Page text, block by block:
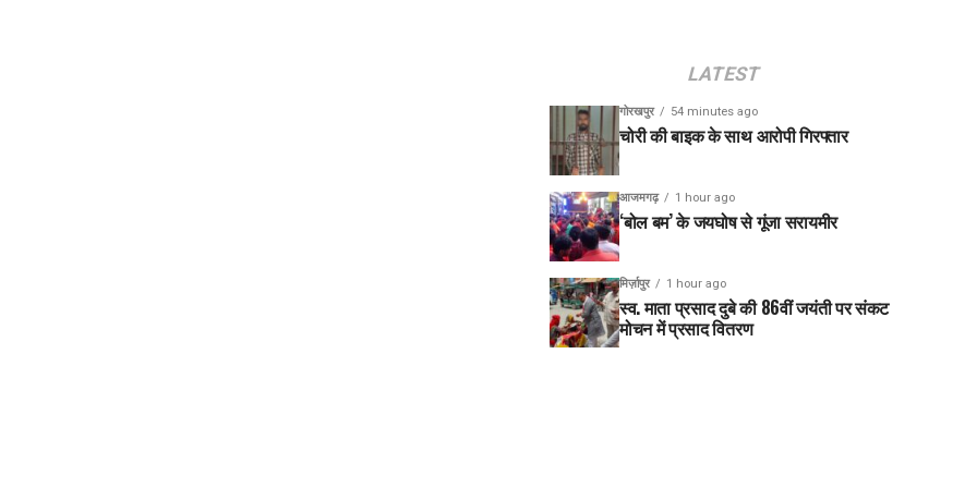
LATEST
गोरखपुर 54 minutes ago
चोरी की बाइक के साथ आरोपी गिरफ्तार
आजमगढ़ 1 hour ago
‘बोल बम’ के जयघोष से गूंजा सरायमीर
मिर्ज़ापुर 1 hour ago
स्व. माता प्रसाद दुबे की 86वीं जयंती पर संकट
मोचन में प्रसाद वितरण